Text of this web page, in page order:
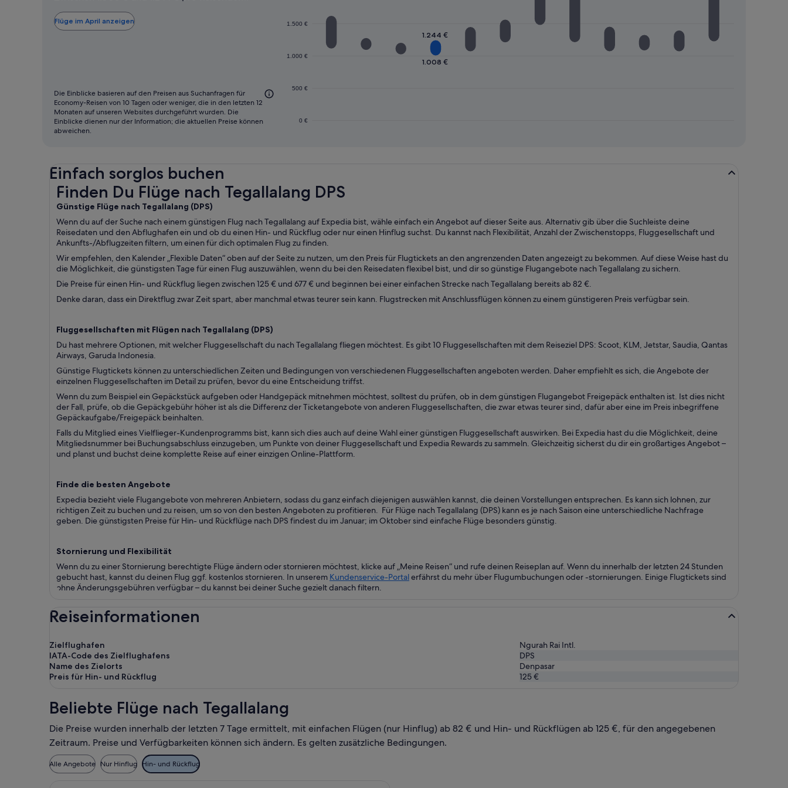
zum
Fliegen
Flüge im April anzeigen
0 €
500 €
1.000 €
1.500 €
1.008 €
1.244 €
Die Einblicke basieren auf den Preisen aus Suchanfragen für
Economy-Reisen von 10 Tagen oder weniger, die in den letzten 12
Monaten auf unseren Websites durchgeführt wurden. Die
Einblicke dienen nur der Information; die aktuellen Preise können
abweichen.
Einfach sorglos buchen
Finden Du Flüge nach Tegallalang DPS
Günstige Flüge nach Tegallalang (DPS)
Wenn du auf der Suche nach einem günstigen Flug nach Tegallalang auf Expedia bist, wähle einfach ein Angebot auf dieser Seite aus. Alternativ gib über die Suchleiste deine
Reisedaten und den Abflughafen ein und ob du einen Hin- und Rückflug oder nur einen Hinflug suchst. Du kannst nach Flexibilität, Anzahl der Zwischenstopps, Fluggesellschaft und
Ankunfts-/Abflugzeiten filtern, um einen für dich optimalen Flug zu finden.
Wir empfehlen, den Kalender „Flexible Daten“ oben auf der Seite zu nutzen, um den Preis für Flugtickets an den angrenzenden Daten angezeigt zu bekommen. Auf diese Weise hast du
die Möglichkeit, die günstigsten Tage für einen Flug auszuwählen, wenn du bei den Reisedaten flexibel bist, und dir so günstige Flugangebote nach Tegallalang zu sichern.
Die Preise für einen Hin- und Rückflug liegen zwischen 125 € und 677 € und beginnen bei einer einfachen Strecke nach Tegallalang bereits ab 82 €.
Denke daran, dass ein Direktflug zwar Zeit spart, aber manchmal etwas teurer sein kann. Flugstrecken mit Anschlussflügen können zu einem günstigeren Preis verfügbar sein.
Fluggesellschaften mit Flügen nach Tegallalang (DPS)
Du hast mehrere Optionen, mit welcher Fluggesellschaft du nach Tegallalang fliegen möchtest. Es gibt 10 Fluggesellschaften mit dem Reiseziel DPS: Scoot, KLM, Jetstar, Saudia, Qantas
Airways, Garuda Indonesia.
Günstige Flugtickets können zu unterschiedlichen Zeiten und Bedingungen von verschiedenen Fluggesellschaften angeboten werden. Daher empfiehlt es sich, die Angebote der
einzelnen Fluggesellschaften im Detail zu prüfen, bevor du eine Entscheidung triffst.
Wenn du zum Beispiel ein Gepäckstück aufgeben oder Handgepäck mitnehmen möchtest, solltest du prüfen, ob in dem günstigen Flugangebot Freigepäck enthalten ist. Ist dies nicht
der Fall, prüfe, ob die Gepäckgebühr höher ist als die Differenz der Ticketangebote von anderen Fluggesellschaften, die zwar etwas teurer sind, dafür aber eine im Preis inbegriffene
Gepäckaufgabe/Freigepäck beinhalten.
Falls du Mitglied eines Vielflieger-Kundenprogramms bist, kann sich dies auch auf deine Wahl einer günstigen Fluggesellschaft auswirken. Bei Expedia hast du die Möglichkeit, deine
Mitgliedsnummer bei Buchungsabschluss einzugeben, um Punkte von deiner Fluggesellschaft und Expedia Rewards zu sammeln. Gleichzeitig sicherst du dir ein großartiges Angebot –
und planst und buchst deine komplette Reise auf einer einzigen Online-Plattform.
Finde die besten Angebote
Expedia bezieht viele Flugangebote von mehreren Anbietern, sodass du ganz einfach diejenigen auswählen kannst, die deinen Vorstellungen entsprechen. Es kann sich lohnen, zur
richtigen Zeit zu buchen und zu reisen, um so von den besten Angeboten zu profitieren. Für Flüge nach Tegallalang (DPS) kann es je nach Saison eine unterschiedliche Nachfrage
geben. Die günstigsten Preise für Hin- und Rückflüge nach DPS findest du im Januar; im Oktober sind einfache Flüge besonders günstig.
Stornierung und Flexibilität
Wenn du zu einer Stornierung berechtigte Flüge ändern oder stornieren möchtest, klicke auf „Meine Reisen“ und rufe deinen Reiseplan auf. Wenn du innerhalb der letzten 24 Stunden
gebucht hast, kannst du deinen Flug ggf. kostenlos stornieren. In unserem Kundenservice-Portalerfährst du mehr über Flugumbuchungen oder -stornierungen. Einige Flugtickets sind
ohne Änderungsgebühren verfügbar – du kannst bei deiner Suche gezielt danach filtern.
Finden Du Flüge nach Tegallalang DPS
Reiseinformationen
Zielflughafen
Ngurah Rai Intl.
IATA-Code des Zielflughafens
DPS
Name des Zielorts
Denpasar
Preis für Hin- und Rückflug
125 €
Beliebte Flüge nach Tegallalang
Die Preise wurden innerhalb der letzten 7 Tage ermittelt, mit einfachen Flügen (nur Hinflug) ab 82 € und Hin- und Rückflügen ab 125 €, für den angegebenen
Zeitraum. Preise und Verfügbarkeiten können sich ändern. Es gelten zusätzliche Bedingungen.
Alle Angebote Nur Hinflug Hin- und Rückflug